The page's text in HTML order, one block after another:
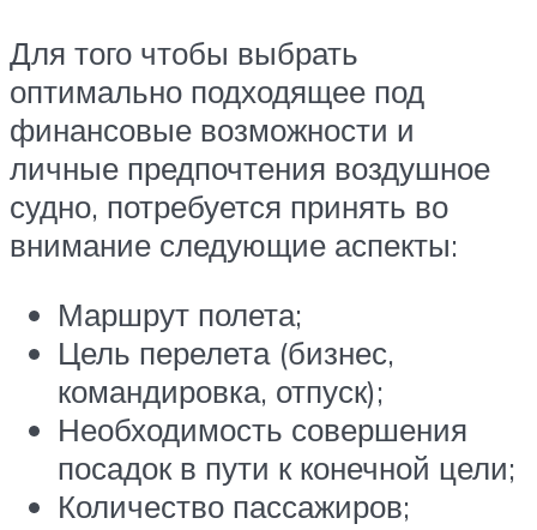
Для того чтобы выбрать
оптимально подходящее под
финансовые возможности и
личные предпочтения воздушное
судно, потребуется принять во
внимание следующие аспекты:
Маршрут полета;
Цель перелета (бизнес,
командировка, отпуск);
Необходимость совершения
посадок в пути к конечной цели;
Количество пассажиров;